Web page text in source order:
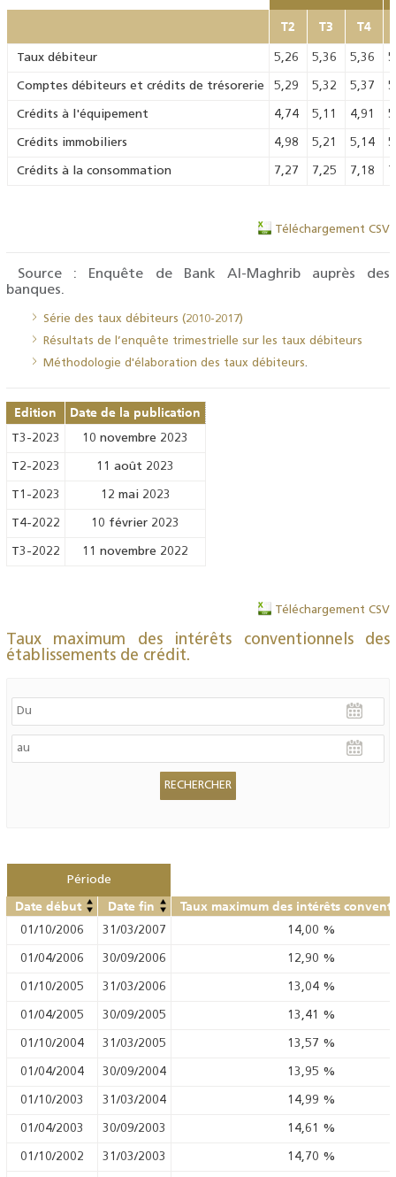
T2 T3 T4
Taux débiteur 5,26 5,36 5,36
Comptes débiteurs et crédits de trésorerie 5,29 5,32 5,37
Crédits à l'équipement 4,74 5,11 4,91
Crédits immobiliers 4,98 5,21 5,14
Crédits à la consommation 7,27 7,25 7,18
Téléchargement CSV
Source : Enquête de Bank Al-Maghrib auprès des
banques.
Série des taux débiteurs (2010-2017)
Résultats de l’enquête trimestrielle sur les taux débiteurs
Méthodologie d'élaboration des taux débiteurs.
Edition Date de la publication
T3-2023 10 novembre 2023
T2-2023 11 août 2023
T1-2023 12 mai 2023
T4-2022 10 février 2023
T3-2022 11 novembre 2022
Téléchargement CSV
Taux maximum des intérêts conventionnels des
établissements de crédit.
Période
Date début Date fin Taux maximum des intérêts
01/10/2006 31/03/2007 14,00 %
01/04/2006 30/09/2006 12,90 %
01/10/2005 31/03/2006 13,04 %
01/04/2005 30/09/2005 13,41 %
01/10/2004 31/03/2005 13,57 %
01/04/2004 30/09/2004 13,95 %
01/10/2003 31/03/2004 14,99 %
01/04/2003 30/09/2003 14,61 %
01/10/2002 31/03/2003 14,70 %